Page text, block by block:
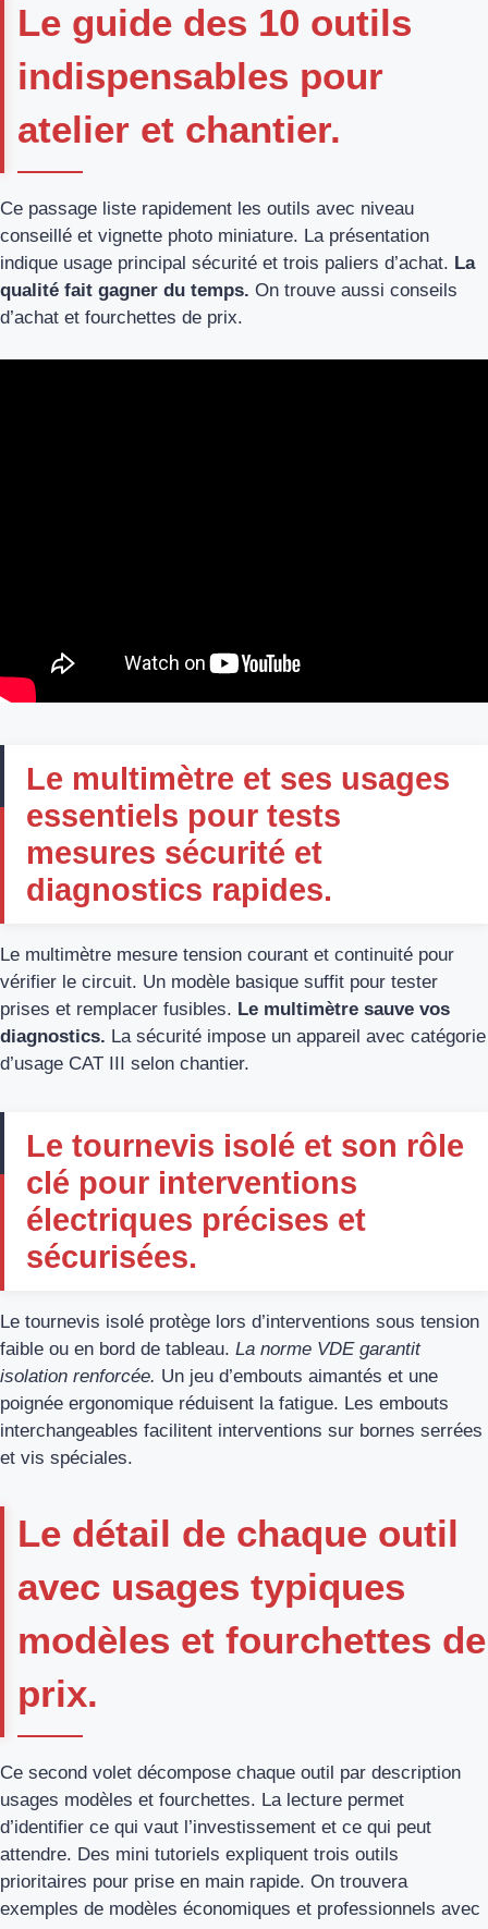
Le guide des 10 outils
indispensables pour
atelier et chantier.
Ce passage liste rapidement les outils avec niveau
conseillé et vignette photo miniature. La présentation
indique usage principal sécurité et trois paliers d’achat. La
qualité fait gagner du temps. On trouve aussi conseils
d’achat et fourchettes de prix.
Le multimètre et ses usages
essentiels pour tests
mesures sécurité et
diagnostics rapides.
Le multimètre mesure tension courant et continuité pour
vérifier le circuit. Un modèle basique suffit pour tester
prises et remplacer fusibles. Le multimètre sauve vos
diagnostics. La sécurité impose un appareil avec catégorie
d’usage CAT III selon chantier.
Le tournevis isolé et son rôle
clé pour interventions
électriques précises et
sécurisées.
Le tournevis isolé protège lors d’interventions sous tension
faible ou en bord de tableau. La norme VDE garantit
isolation renforcée. Un jeu d’embouts aimantés et une
poignée ergonomique réduisent la fatigue. Les embouts
interchangeables facilitent interventions sur bornes serrées
et vis spéciales.
Le détail de chaque outil
avec usages typiques
modèles et fourchettes de
prix.
Ce second volet décompose chaque outil par description
usages modèles et fourchettes. La lecture permet
d’identifier ce qui vaut l’investissement et ce qui peut
attendre. Des mini tutoriels expliquent trois outils
prioritaires pour prise en main rapide. On trouvera
exemples de modèles économiques et professionnels avec